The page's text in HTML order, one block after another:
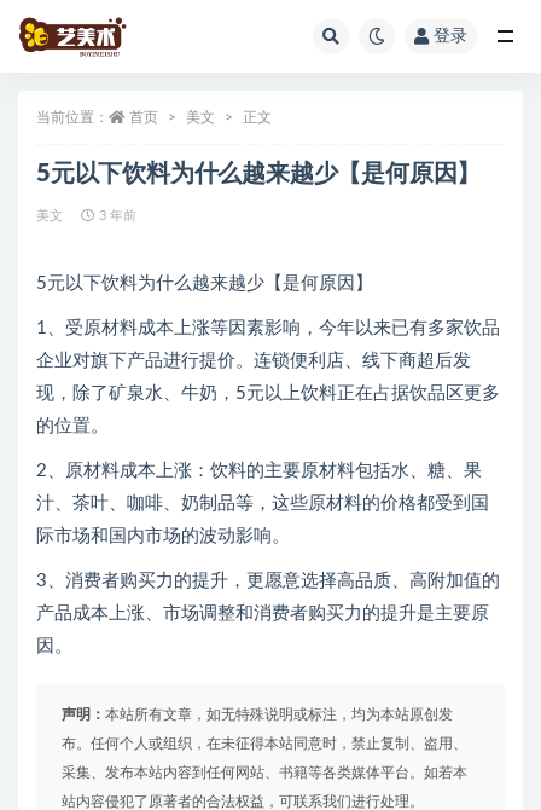
登录
当前位置： 首页 美文 正文
5元以下饮料为什么越来越少【是何原因】
美文 3 年前
5元以下饮料为什么越来越少【是何原因】
1、受原材料成本上涨等因素影响，今年以来已有多家饮品
企业对旗下产品进行提价。连锁便利店、线下商超后发
现，除了矿泉水、牛奶，5元以上饮料正在占据饮品区更多
的位置。
2、原材料成本上涨：饮料的主要原材料包括水、糖、果
汁、茶叶、咖啡、奶制品等，这些原材料的价格都受到国
际市场和国内市场的波动影响。
3、消费者购买力的提升，更愿意选择高品质、高附加值的
产品成本上涨、市场调整和消费者购买力的提升是主要原
因。
声明： 本站所有文章，如无特殊说明或标注，均为本站原创发
布。任何个人或组织，在未征得本站同意时，禁止复制、盗用、
采集、发布本站内容到任何网站、书籍等各类媒体平台。如若本
站内容侵犯了原著者的合法权益，可联系我们进行处理。